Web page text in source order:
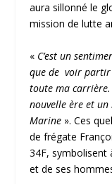
aura sillonné le
mission de lutte
« C’est un
que de voir partir
toute ma
nouvelle ère et
Marine ». Ces
de frégate
34F, symbolisent
et de ses